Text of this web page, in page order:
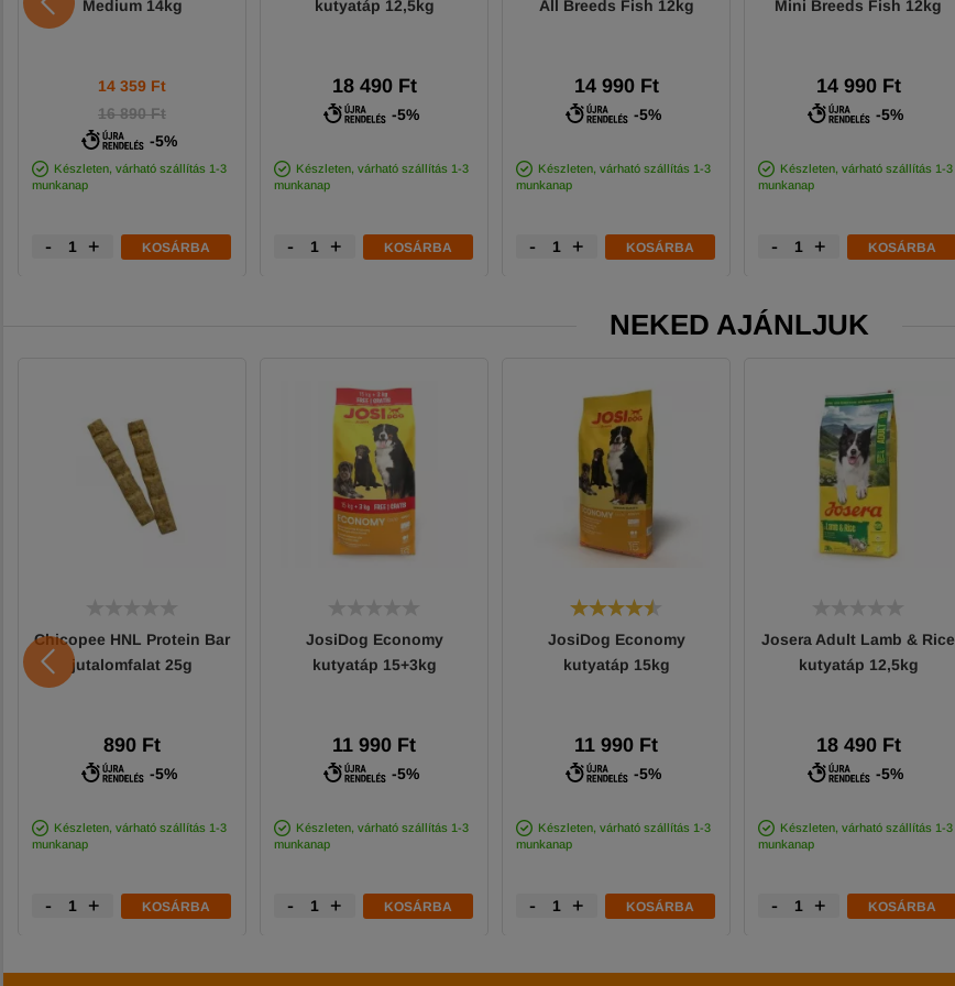
Medium 14kg
14 359 Ft
16 890 Ft
-5%
Készleten, várható szállítás 1-3
munkanap
- + KOSÁRBA
kutyatáp 12,5kg
18 490 Ft
-5%
Készleten, várható szállítás 1-3
munkanap
- + KOSÁRBA
All Breeds Fish 12kg
14 990 Ft
-5%
Készleten, várható szállítás 1-3
munkanap
- + KOSÁRBA
Mini Breeds Fish 12kg
14 990 Ft
-5%
Készleten, várható szállítás 1-3
munkanap
- + KOSÁRBA
NEKED AJÁNLJUK
Chicopee HNL Protein Bar
jutalomfalat 25g
890 Ft
-5%
Készleten, várható szállítás 1-3
munkanap
- + KOSÁRBA
JosiDog Economy
kutyatáp 15+3kg
11 990 Ft
-5%
Készleten, várható szállítás 1-3
munkanap
- + KOSÁRBA
JosiDog Economy
kutyatáp 15kg
11 990 Ft
-5%
Készleten, várható szállítás 1-3
munkanap
- + KOSÁRBA
Josera Adult Lamb & Rice
kutyatáp 12,5kg
18 490 Ft
-5%
Készleten, várható szállítás 1-3
munkanap
- + KOSÁRBA